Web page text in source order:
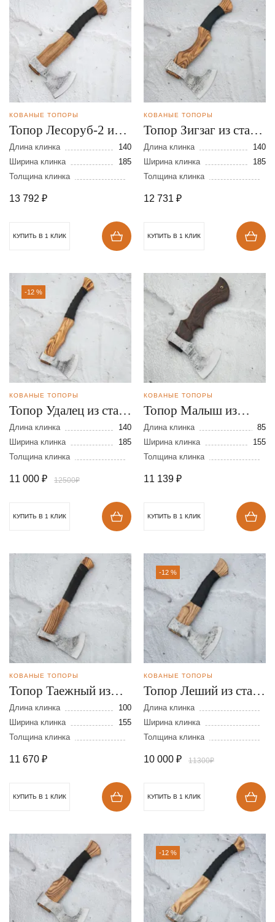
КОВАНЫЕ ТОПОРЫ
Топор Лесоруб-2 из
стали 9ХС
Длина клинка
140
Ширина клинка
185
Толщина клинка
13 792 ₽
КУПИТЬ В 1 КЛИК
КОВАНЫЕ ТОПОРЫ
Топор Зигзаг из стали
9ХС
Длина клинка
140
Ширина клинка
185
Толщина клинка
12 731 ₽
КУПИТЬ В 1 КЛИК
-12 %
КОВАНЫЕ ТОПОРЫ
Топор Удалец из стали
9ХС
Длина клинка
140
Ширина клинка
185
Толщина клинка
11 000 ₽ 12500₽
КУПИТЬ В 1 КЛИК
КОВАНЫЕ ТОПОРЫ
Топор Малыш из
стали 9ХС
Длина клинка
85
Ширина клинка
155
Толщина клинка
11 139 ₽
КУПИТЬ В 1 КЛИК
КОВАНЫЕ ТОПОРЫ
Топор Таежный из
стали 9ХС
Длина клинка
100
Ширина клинка
155
Толщина клинка
11 670 ₽
КУПИТЬ В 1 КЛИК
-12 %
КОВАНЫЕ ТОПОРЫ
Топор Леший из стали
9ХС
Длина клинка
Ширина клинка
Толщина клинка
10 000 ₽ 11300₽
КУПИТЬ В 1 КЛИК
-12 %